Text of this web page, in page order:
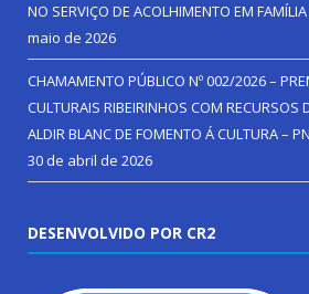
NO SERVIÇO DE ACOLHIMENTO EM
maio de 2026
CHAMAMENTO PÚBLICO Nº 002/2026 –
CULTURAIS RIBEIRINHOS COM RECURSOS
ALDIR BLANC DE FOMENTO Á CULTURA –
30 de abril de 2026
DESENVOLVIDO POR CR2